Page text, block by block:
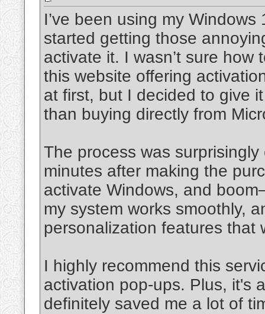
I’ve been using my
started getting those
activate it. I wasn’t sure
this website offering
at first, but I decided to give
than buying directly from
The process was
minutes after making the
activate Windows, and
my system works smoothly,
personalization features that
I highly recommend this
activation pop-ups. Plus, it's
definitely saved me a lot of